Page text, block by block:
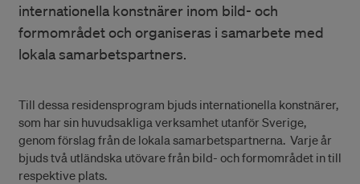
internationella konstnärer inom bild- och
formområdet och organiseras i samarbete med
lokala samarbetspartners.
Till dessa residensprogram bjuds internationella konstnärer,
som har sin huvudsakliga verksamhet utanför Sverige,
genom förslag från de lokala samarbetspartnerna. Varje år
bjuds två utländska utövare från bild- och formområdet in till
respektive plats.